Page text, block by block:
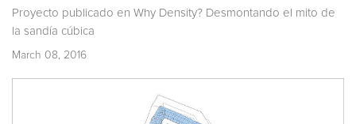
Proyecto publicado en Why Density? Desmontando el mito de
la sandía cúbica
March 08, 2016